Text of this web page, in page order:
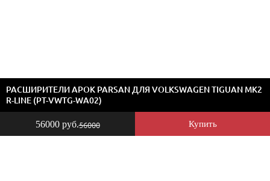
56000 руб.56000 Купить
РАСШИРИТЕЛИ АРОК PARSAN ДЛЯ VOLKSWAGEN TIGUAN MK2
R-LINE (PT-VWTG-WA02)